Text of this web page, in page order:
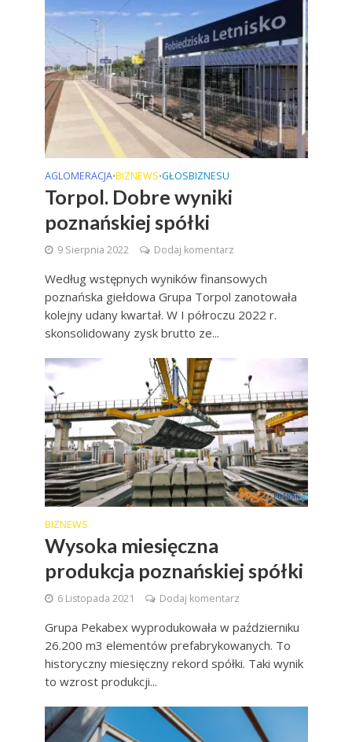
AGLOMERACJA•BIZNEWS•GŁOSBIZNESU
Torpol. Dobre wyniki
poznańskiej spółki
9 Sierpnia 2022 Dodaj komentarz
Według wstępnych wyników finansowych
poznańska giełdowa Grupa Torpol zanotowała
kolejny udany kwartał. W I półroczu 2022 r.
skonsolidowany zysk brutto ze...
BIZNEWS
Wysoka miesięczna
produkcja poznańskiej spółki
6 Listopada 2021 Dodaj komentarz
Grupa Pekabex wyprodukowała w październiku
26.200 m3 elementów prefabrykowanych. To
historyczny miesięczny rekord spółki. Taki wynik
to wzrost produkcji...